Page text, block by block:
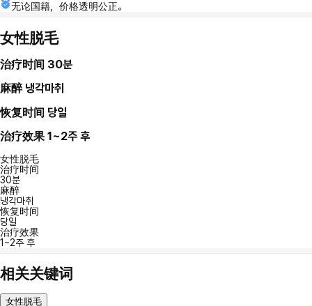
无论国籍，价格透明公正。
女性脱毛
治疗时间 30분
麻醉 냉각마취
恢复时间 당일
治疗效果 1~2주 후
女性脱毛
治疗时间
30분
麻醉
냉각마취
恢复时间
당일
治疗效果
1~2주 후
相关关键词
女性脱毛